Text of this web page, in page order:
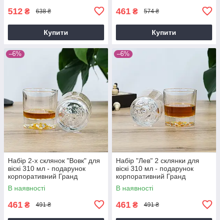
512 ₴ 638 ₴
Купити
461 ₴ 574 ₴
Купити
–6%
Набір 2-х склянок "Вовк" для
віскі 310 мл - подарунок
корпоративний Гранд
Презент GP241201W
В наявності
461 ₴ 491 ₴
–6%
Набір "Лев" 2 склянки для
віскі 310 мл - подарунок
корпоративний Гранд
Презент GP241202L
В наявності
461 ₴ 491 ₴